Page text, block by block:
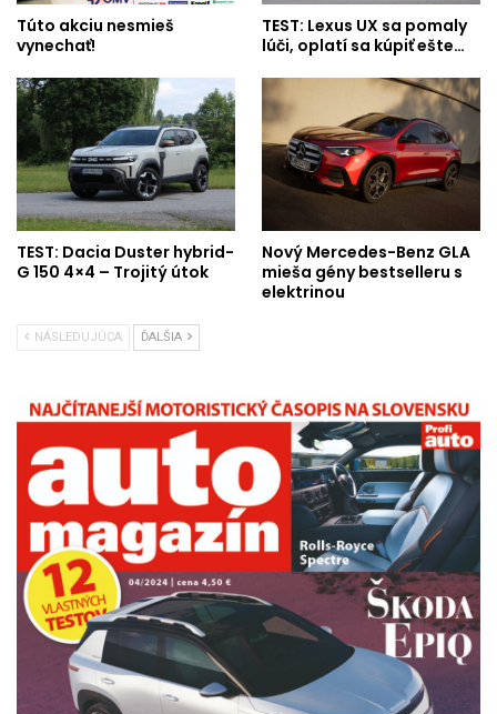
Túto akciu nesmieš
vynechať!
TEST: Lexus UX sa pomaly
lúči, oplatí sa kúpiť ešte…
TEST: Dacia Duster hybrid-
G 150 4×4 – Trojitý útok
Nový Mercedes-Benz GLA
mieša gény bestselleru s
elektrinou
NÁSLEDUJÚCA ĎALŠIA